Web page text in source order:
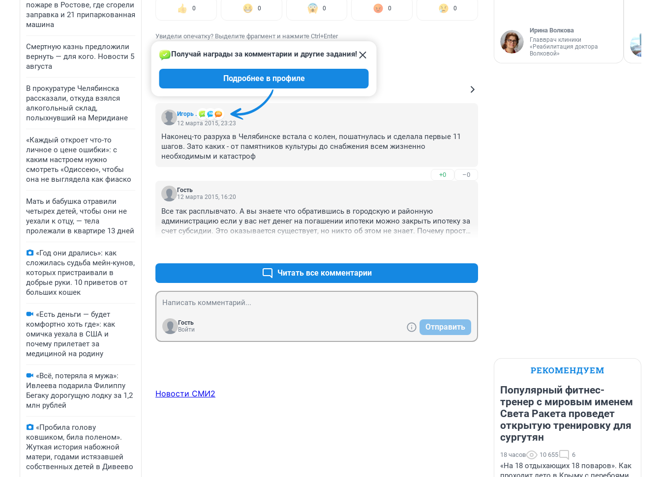
пожаре в Ростове, где сгорели
заправка и 21 припаркованная
машина
Смертную казнь предложили
вернуть — для кого. Новости 5
августа
В прокуратуре Челябинска
рассказали, откуда взялся
алкогольный склад,
полыхнувший на Меридиане
«Каждый откроет что-то
личное о цене ошибки»: с
каким настроем нужно
смотреть «Одиссею», чтобы
она не выглядела как фиаско
Мать и бабушка отравили
четырех детей, чтобы они не
уехали к отцу, — тела
пролежали в квартире 13 дней
«Год они дрались»: как
сложилась судьба мейн-кунов,
которых пристраивали в
добрые руки. 10 приветов от
больших кошек
«Есть деньги — будет
комфортно хоть где»: как
омичка уехала в США и
почему прилетает за
медициной на родину
«Всё, потеряла я мужа»:
Ивлеева подарила Филиппу
Бегаку дорогущую лодку за 1,2
млн рублей
«Пробила голову
ковшиком, била поленом».
Жуткая история набожной
матери, годами истязавшей
собственных детей в Дивеево
0 0 0 0 0
Увидели опечатку? Выделите фрагмент и нажмите Ctrl+Enter
КОММЕНТАРИИ 10
Игорь .
Получай награды за комментарии и другие задания!
Подробнее в профиле
12 марта 2015, 23:23
Наконец-то разруха в Челябинске встала с колен, пошатнулась и сделала первые 11
шагов. Зато каких - от памятников культуры до снабжения всем жизненно
необходимым и катастроф
+0 –0
Гость
12 марта 2015, 16:20
Все так расплывчато. А вы знаете что обратившись в городскую и районную
администрацию если у вас нет денег на погашении ипотеки можно закрыть ипотеку за
счет субсидии. Это оказывается существует, но никто об этом не знает. Почему просто
Читать все комментарии
Гость
Войти
Отправить
Новости СМИ2
Ирина Волкова
Главврач клиники
«Реабилитация доктора
Волковой»
РЕКОМЕНДУЕМ
Популярный фитнес-
тренер с мировым именем
Света Ракета проведет
открытую тренировку для
сургутян
18 часов 10 655 6
«На 18 отдыхающих 18 поваров». Как